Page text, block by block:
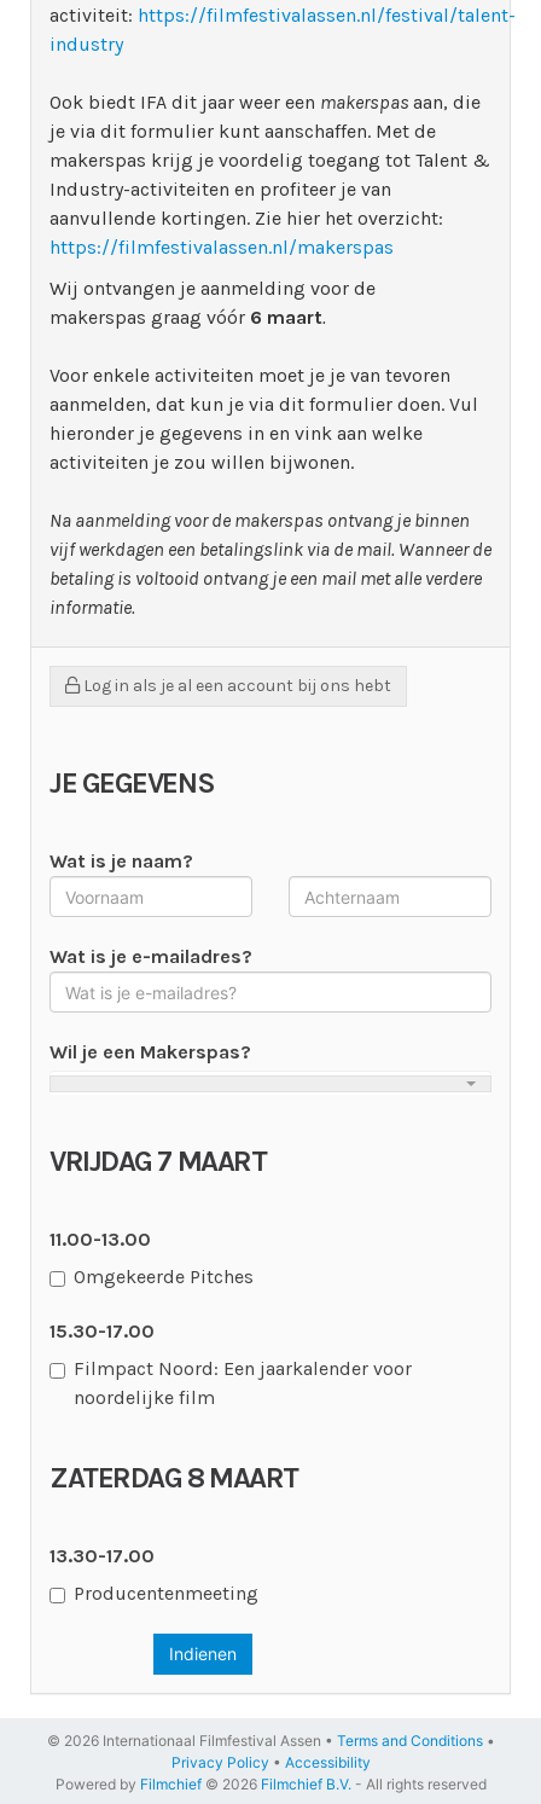
activiteit: https://filmfestivalassen.nl/festival/talent-
industry
Ook biedt IFA dit jaar weer een makerspas aan, die
je via dit formulier kunt aanschaffen. Met de
makerspas krijg je voordelig toegang tot Talent &
Industry-activiteiten en profiteer je van
aanvullende kortingen. Zie hier het overzicht:
https://filmfestivalassen.nl/makerspas
Wij ontvangen je aanmelding voor de
makerspas graag vóór 6 maart.
Voor enkele activiteiten moet je je van tevoren
aanmelden, dat kun je via dit formulier doen. Vul
hieronder je gegevens in en vink aan welke
activiteiten je zou willen bijwonen.
Na aanmelding voor de makerspas ontvang je binnen
vijf werkdagen een betalingslink via de mail. Wanneer de
betaling is voltooid ontvang je een mail met alle verdere
informatie.
Log in als je al een account bij ons hebt
JE GEGEVENS
Wat is je naam?
Wat is je e-mailadres?
Wil je een Makerspas?
VRIJDAG 7 MAART
11.00-13.00
Omgekeerde Pitches
15.30-17.00
Filmpact Noord: Een jaarkalender voor
noordelijke film
ZATERDAG 8 MAART
13.30-17.00
Producentenmeeting
Indienen
© 2026 Internationaal Filmfestival Assen • Terms and Conditions•
Privacy Policy • Accessibility
Powered by Filmchief© 2026 Filmchief B.V.- All rights reserved